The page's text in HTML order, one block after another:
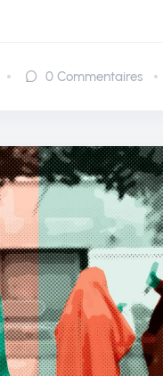
0 Commentaires